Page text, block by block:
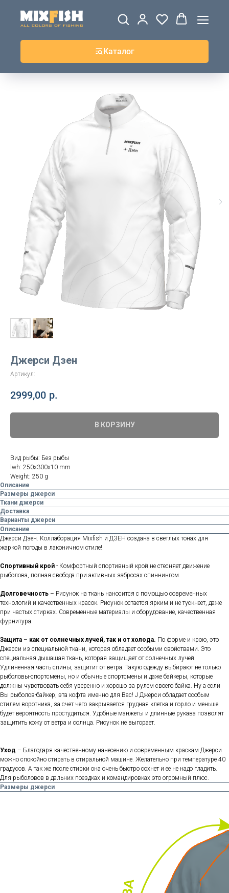
Каталог
ШАПКИ
ДЖЕРСИ
ВЕТРОВКИ И
ТОЛСТОВКИ
ЖИЛЕТКИ
Джерси Дзен
Артикул:
2999,00 р.
В КОРЗИНУ
Вид рыбы: Без рыбы
lwh: 250x300x10 mm
Weight: 250 g
Описание
Размеры джерси
Ткани джерси
Доставка
Варианты джерси
Описание
Джерси Дзен. Коллаборация Mixfish и ДЗЕН создана в светлых тонах для
жаркой погоды в лаконичном стиле!
Спортивный крой - Комфортный спортивный крой не стесняет движение
рыболова, полная свобода при активных забросах спиннингом.
Долговечность – Рисунок на ткань наносится с помощью современных
технологий и качественных красок. Рисунок остается ярким и не тускнеет, даже
при частых стирках. Современные материалы и оборудование, качественная
фурнитура.
Защита – как от солнечных лучей, так и от холода. По форме и крою, это
Джерси из специальной ткани, которая обладает особыми свойствами. Это
специальная дышащая ткань, которая защищает от солнечных лучей.
Удлиненная часть спины, защитит от ветра. Такую одежду выбирают не только
рыболовы-спортсмены, но и обычные спортсмены и даже байкеры, которые
должны чувствовать себя уверенно и хорошо за рулем своего байка. Ну а если
Вы рыболов-байкер, эта кофта именно для Вас! J Джерси обладает особым
стилем воротника, за счет чего закрывается грудная клетка и горло и меньше
будет вероятность простудиться. Удобные манжеты и длинные рукава позволят
защитить кожу от ветра и солнца. Рисунок не выгорает.
Уход – Благодаря качественному нанесению и современным краскам Джерси
можно спокойно стирать в стиральной машине. Желательно при температуре 40
градусов. А так же после стирки она очень быстро сохнет и ее не надо гладить.
Для рыболовов в дальних поездках и командировках это огромный плюс.
Размеры джерси